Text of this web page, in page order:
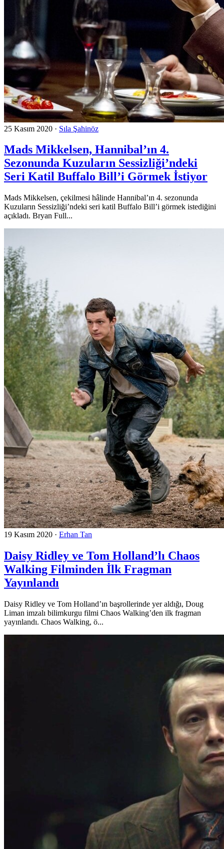
25 Kasım 2020 · Sıla Şahinöz
Mads Mikkelsen, Hannibal’ın 4.
Sezonunda Kuzuların Sessizliği’ndeki
Seri Katil Buffalo Bill’i Görmek İstiyor
Mads Mikkelsen, çekilmesi hâlinde Hannibal’ın 4. sezonunda
Kuzuların Sessizliği’ndeki seri katil Buffalo Bill’i görmek istediğini
açıkladı. Bryan Full...
19 Kasım 2020 · Erhan Tan
Daisy Ridley ve Tom Holland’lı Chaos
Walking Filminden İlk Fragman
Yayınlandı
Daisy Ridley ve Tom Holland’ın başrollerinde yer aldığı, Doug
Liman imzalı bilimkurgu filmi Chaos Walking’den ilk fragman
yayınlandı. Chaos Walking, ö...